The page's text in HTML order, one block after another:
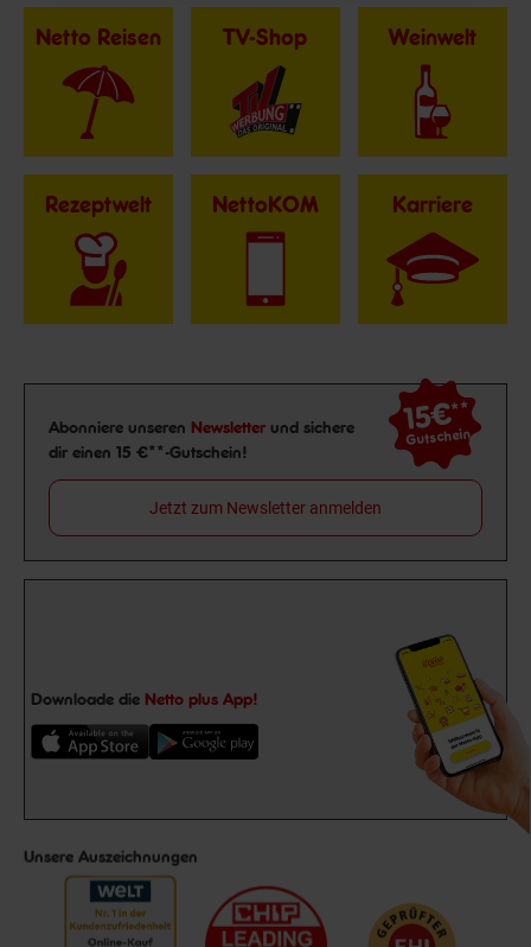
Netto Reisen TV-Shop Weinwelt
Rezeptwelt NettoKOM Karriere
Newsletter Anmeldung
Abonniere unseren Newsletter und sichere
dir einen 15 €**-Gutschein!
15€**
Gutschein
Jetzt zum Newsletter anmelden
Downloade die Netto plus App!
Unsere Auszeichnungen